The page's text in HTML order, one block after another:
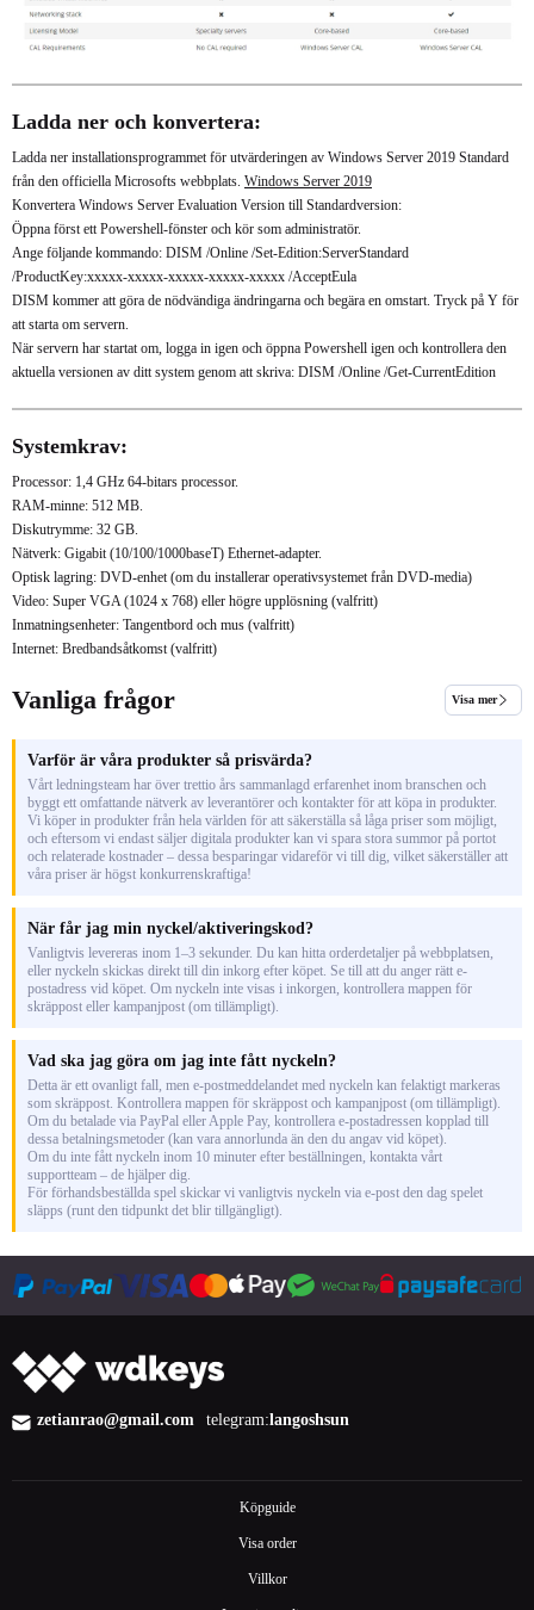
Ladda ner och konvertera:
Ladda ner installationsprogrammet för utvärderingen av Windows Server 2019 Standard
från den officiella Microsofts webbplats. Windows Server 2019
Konvertera Windows Server Evaluation Version till Standardversion:
Öppna först ett Powershell-fönster och kör som administratör.
Ange följande kommando: DISM /Online /Set-Edition:ServerStandard
/ProductKey:xxxxx-xxxxx-xxxxx-xxxxx-xxxxx /AcceptEula
DISM kommer att göra de nödvändiga ändringarna och begära en omstart. Tryck på Y för
att starta om servern.
När servern har startat om, logga in igen och öppna Powershell igen och kontrollera den
aktuella versionen av ditt system genom att skriva: DISM /Online /Get-CurrentEdition
Systemkrav:
Processor: 1,4 GHz 64-bitars processor.
RAM-minne: 512 MB.
Diskutrymme: 32 GB.
Nätverk: Gigabit (10/100/1000baseT) Ethernet-adapter.
Optisk lagring: DVD-enhet (om du installerar operativsystemet från DVD-media)
Video: Super VGA (1024 x 768) eller högre upplösning (valfritt)
Inmatningsenheter: Tangentbord och mus (valfritt)
Internet: Bredbandsåtkomst (valfritt)
Vanliga frågor Visa mer
Varför är våra produkter så prisvärda?
Vårt ledningsteam har över trettio års sammanlagd erfarenhet inom branschen och
byggt ett omfattande nätverk av leverantörer och kontakter för att köpa in produkter.
Vi köper in produkter från hela världen för att säkerställa så låga priser som möjligt,
och eftersom vi endast säljer digitala produkter kan vi spara stora summor på portot
och relaterade kostnader – dessa besparingar vidareför vi till dig, vilket säkerställer att
våra priser är högst konkurrenskraftiga!
När får jag min nyckel/aktiveringskod?
Vanligtvis levereras inom 1–3 sekunder. Du kan hitta orderdetaljer på webbplatsen,
eller nyckeln skickas direkt till din inkorg efter köpet. Se till att du anger rätt e-
postadress vid köpet. Om nyckeln inte visas i inkorgen, kontrollera mappen för
skräppost eller kampanjpost (om tillämpligt).
Vad ska jag göra om jag inte fått nyckeln?
Detta är ett ovanligt fall, men e-postmeddelandet med nyckeln kan felaktigt markeras
som skräppost. Kontrollera mappen för skräppost och kampanjpost (om tillämpligt).
Om du betalade via PayPal eller Apple Pay, kontrollera e-postadressen kopplad till
dessa betalningsmetoder (kan vara annorlunda än den du angav vid köpet).
Om du inte fått nyckeln inom 10 minuter efter beställningen, kontakta vårt
supportteam – de hjälper dig.
För förhandsbeställda spel skickar vi vanligtvis nyckeln via e-post den dag spelet
släpps (runt den tidpunkt det blir tillgängligt).
zetianrao@gmail.com telegram:langoshsun
Köpguide
Visa order
Villkor